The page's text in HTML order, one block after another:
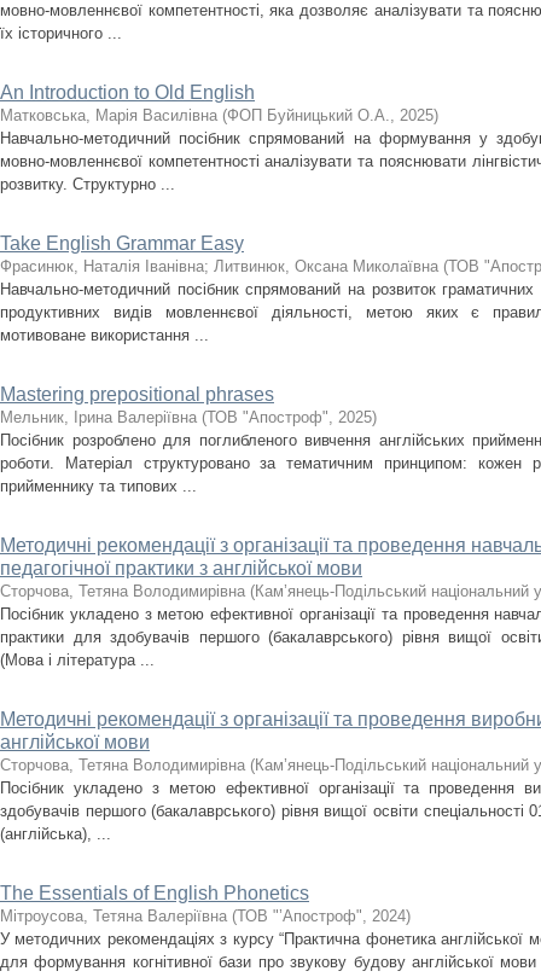
мовно-мовленнєвої компетентності, яка дозволяє аналізувати та
їх історичного ...
An Introduction to Old English
Матковська, Марія Василівна (ФОП Буйницький О.А., 2025)
Навчально-методичний посібник спрямований на формування у
мовно-мовленнєвої компетентності аналізувати та пояснювати
розвитку. Структурно ...
Take English Grammar Easy
Фрасинюк, Наталія Іванівна; Литвинюк, Оксана Миколаївна (ТОВ
Навчально-методичний посібник спрямований на розвиток
продуктивних видів мовленнєвої діяльності, метою яких є
мотивоване використання ...
Mastering prepositional phrases
Мельник, Ірина Валеріївна (ТОВ "Апостроф", 2025)
Посібник розроблено для поглибленого вивчення англійських
роботи. Матеріал структуровано за тематичним принципом: кожен
прийменнику та типових ...
Методичні рекомендації з організації та проведення
педагогічної практики з англійської мови
Сторчова, Тетяна Володимирівна (Кам’янець-Подільський національний
Посібник укладено з метою ефективної організації та проведення
практики для здобувачів першого (бакалаврського) рівня вищої
(Мова і література ...
Методичні рекомендації з організації та проведення
англійської мови
Сторчова, Тетяна Володимирівна (Кам’янець-Подільський національний
Посібник укладено з метою ефективної організації та проведення
здобувачів першого (бакалаврського) рівня вищої освіти спеціальності
(англійська), ...
The Essentials of English Phonetics
Мітроусова, Тетяна Валеріївна (ТОВ "’Апостроф", 2024)
У методичних рекомендаціях з курсу “Практична фонетика англійської
для формування когнітивної бази про звукову будову англійської